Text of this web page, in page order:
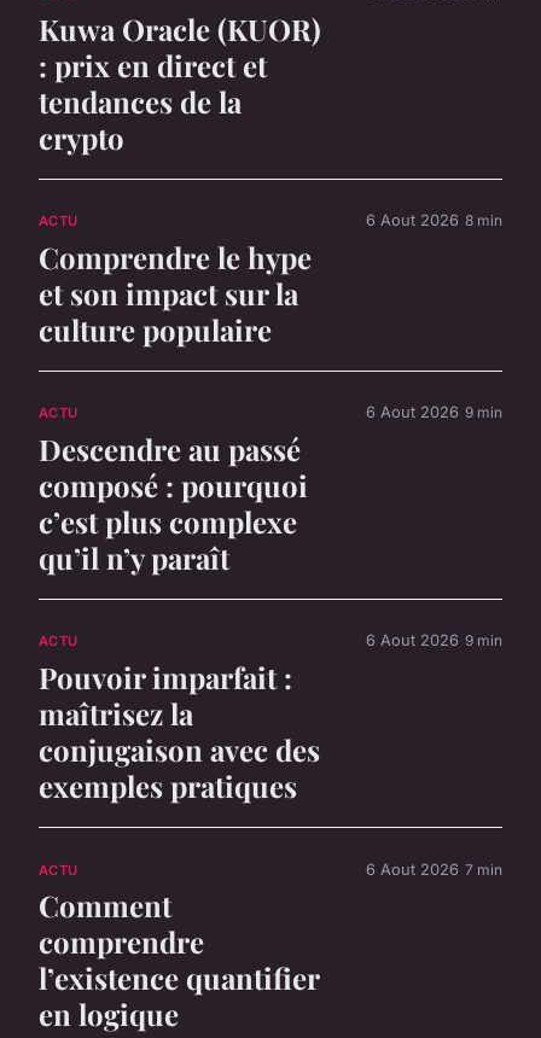
Kuwa Oracle (KUOR)
: prix en direct et
tendances de la
crypto
ACTU
Comprendre le hype
et son impact sur la
culture populaire
6 Aout 2026 8 min
ACTU
Descendre au passé
composé : pourquoi
c’est plus complexe
qu’il n’y paraît
6 Aout 2026 9 min
ACTU
Pouvoir imparfait :
maîtrisez la
conjugaison avec des
exemples pratiques
6 Aout 2026 9 min
ACTU
Comment
comprendre
l’existence quantifier
en logique
6 Aout 2026 7 min